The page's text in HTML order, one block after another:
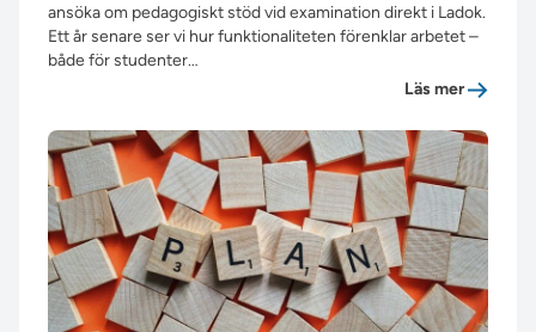
ansöka om pedagogiskt stöd vid examination direkt i Ladok.
Ett år senare ser vi hur funktionaliteten förenklar arbetet –
både för studenter…
Läs mer”Ett år